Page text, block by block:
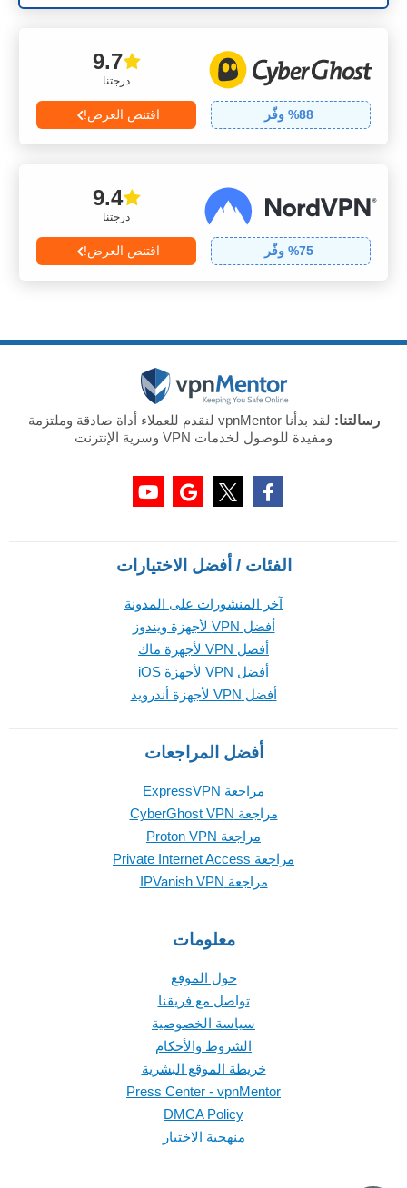
درجتنا
9.7
88% وفّر اقتنص العرض!
درجتنا
9.4
75% وفّر اقتنص العرض!
رسالتنا:
لقد بدأنا vpnMentor لنقدم للعملاء أداة صادقة وملتزمة
ومفيدة للوصول لخدمات VPN وسرية الإنترنت
الفئات / أفضل الاختيارات
آخر المنشورات على المدونة
أفضل VPN لأجهزة ويندوز
أفضل VPN لأجهزة ماك
أفضل VPN لأجهزة iOS
أفضل VPN لأجهزة أندرويد
أفضل المراجعات
مراجعة ExpressVPN
مراجعة CyberGhost VPN
مراجعة Proton VPN
مراجعة Private Internet Access
مراجعة IPVanish VPN
معلومات
حول الموقع
تواصل مع فريقنا
سياسة الخصوصية
الشروط والأحكام
خريطة الموقع البشرية
Press Center - vpnMentor
DMCA Policy
منهجية الاختبار